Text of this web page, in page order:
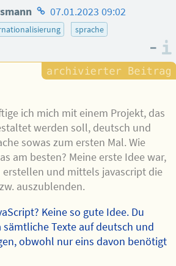
Homepage
des
07.01.2023 09:02
sprache
–
ich mich mit einem Projekt, das
werden soll, deutsch und
sowas zum ersten Mal. Wie
am besten? Meine erste Idee war,
erstellen und mittels javascript die
auszublenden.
Keine so gute Idee. Du
Texte auf deutsch und
obwohl nur eins davon benötigt